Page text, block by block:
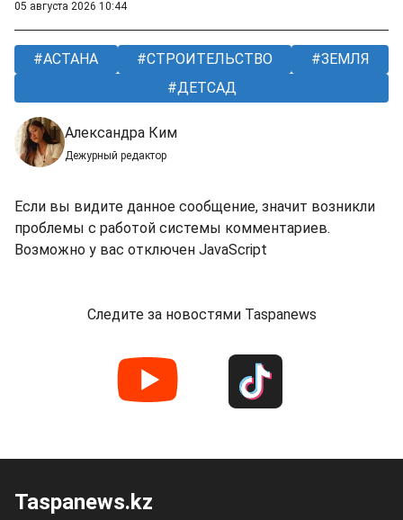
05 августа 2026 10:44
АСТАНА СТРОИТЕЛЬСТВО
ЗЕМЛЯ
ДЕТСАД
Александра Ким
Дежурный редактор
Если вы видите данное сообщение, значит возникли
проблемы с работой системы комментариев.
Возможно у вас отключен JavaScript
Следите за новостями Taspanews
Taspanews.kz